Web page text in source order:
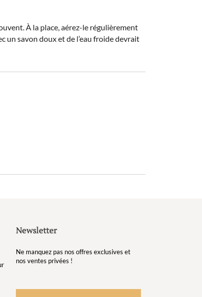
À la place, aérez-le régulièrement
un savon doux et de l’eau froide devrait
Newsletter
Ne manquez pas nos offres exclusives et
nos ventes privées !